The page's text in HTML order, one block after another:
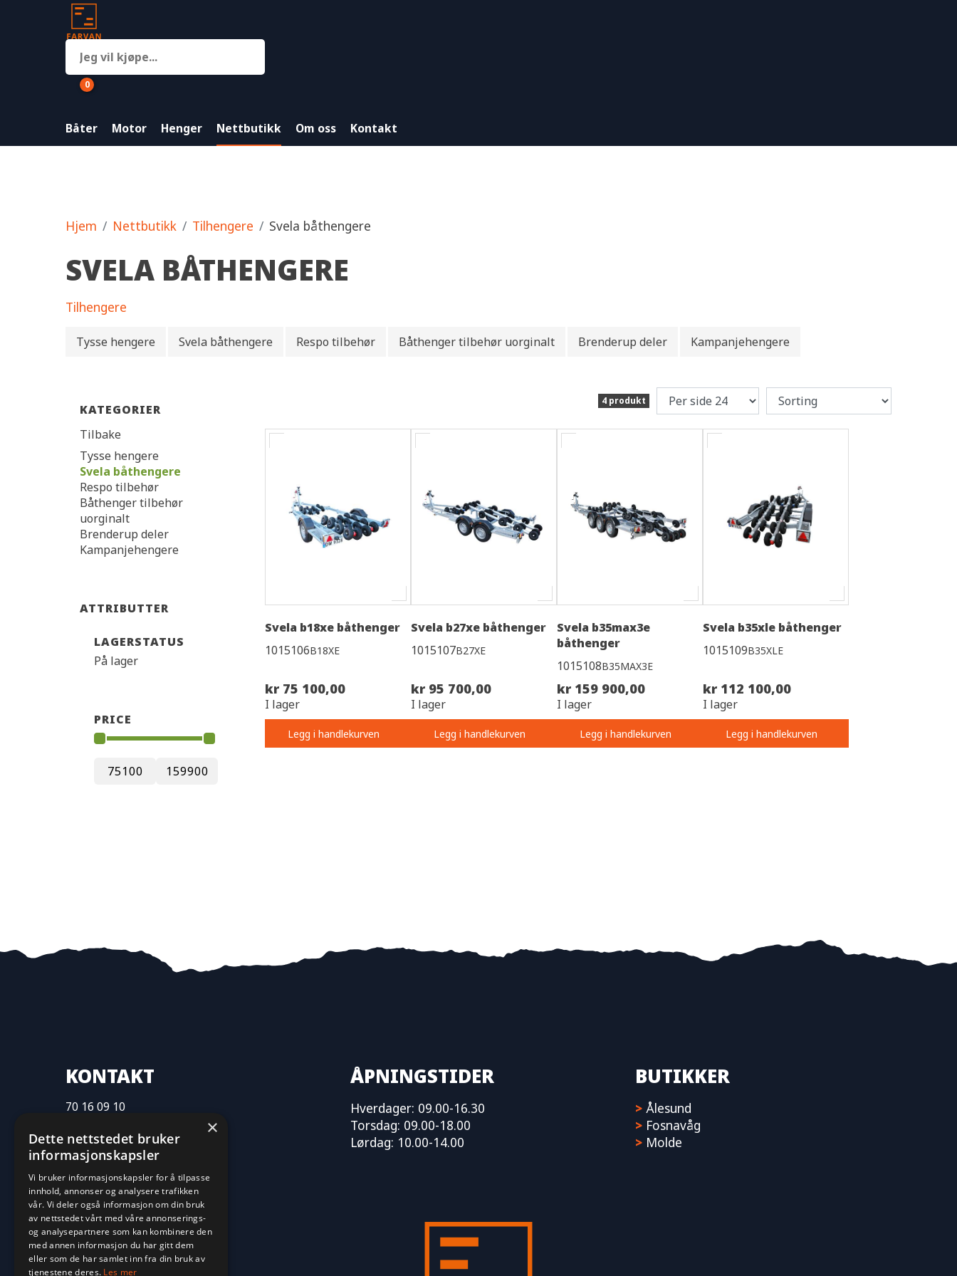
0
Båter Motor Henger Nettbutikk Om oss Kontakt
Hjem Nettbutikk Tilhengere Svela båthengere
SVELA BÅTHENGERE
Tilhengere
Tysse hengere Svela båthengere Respo tilbehør Båthenger tilbehør uorginalt Brenderup deler Kampanjehengere
KATEGORIER
Tilbake
Tysse hengere
Svela båthengere
Respo tilbehør
Båthenger tilbehør
uorginalt
Brenderup deler
Kampanjehengere
ATTRIBUTTER
LAGERSTATUS
På lager
PRICE
4 produkt
Svela b18xe båthenger
1015106B18XE
kr 75 100,00
I lager
Legg i handlekurven
Svela b27xe båthenger
1015107B27XE
kr 95 700,00
I lager
Legg i handlekurven
Svela b35max3e
båthenger
1015108B35MAX3E
kr 159 900,00
I lager
Legg i handlekurven
Svela b35xle båthenger
1015109B35XLE
kr 112 100,00
I lager
Legg i handlekurven
KONTAKT
70 16 09 10
fritid@farvan.no
ÅPNINGSTIDER
Hverdager: 09.00-16.30
Torsdag: 09.00-18.00
Lørdag: 10.00-14.00
BUTIKKER
> Ålesund
> Fosnavåg
> Molde
×
Dette nettstedet bruker
informasjonskapsler
Vi bruker informasjonskapsler for å tilpasse
innhold, annonser og analysere trafikken
vår. Vi deler også informasjon om din bruk
av nettstedet vårt med våre annonserings-
og analysepartnere som kan kombinere den
med annen informasjon du har gitt dem
eller som de har samlet inn fra din bruk av
tjenestene deres. Les mer